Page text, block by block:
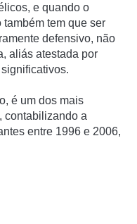
e quando o
tem que ser
defensivo, não
aliás atestada por
é um dos mais
contabilizando a
entre 1996 e 2006,